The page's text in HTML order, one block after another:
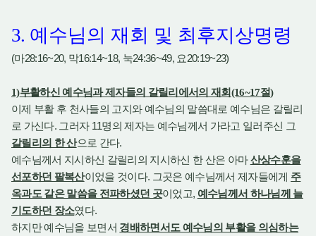
3. 예수님의 재회 및 최후지상명령
(마28:16~20, 막16:14~18, 눅24:36~49, 요20:19~23)
1)부활하신 예수님과 제자들의 갈릴리에서의 재회(16~17절)
이제 부활 후 천사들의 고지와 예수님의 말씀대로 예수님은 갈릴리
로 가신다. 그러자 11명의 제자는 예수님께서 가라고 일러주신 그
갈릴리의 한 산으로 간다.
예수님께서 지시하신 갈릴리의 지시하신 한 산은 아마산상수훈을
선포하던 팔복산이었을 것이다. 그곳은 예수님께서 제자들에게 주
옥과도 같은 말씀을 전파하셨던 곳이었고, 예수님께서 하나님께 늘
기도하던 장소였다.
하지만 예수님을 보면서 경배하면서도 예수님의 부활을 의심하는